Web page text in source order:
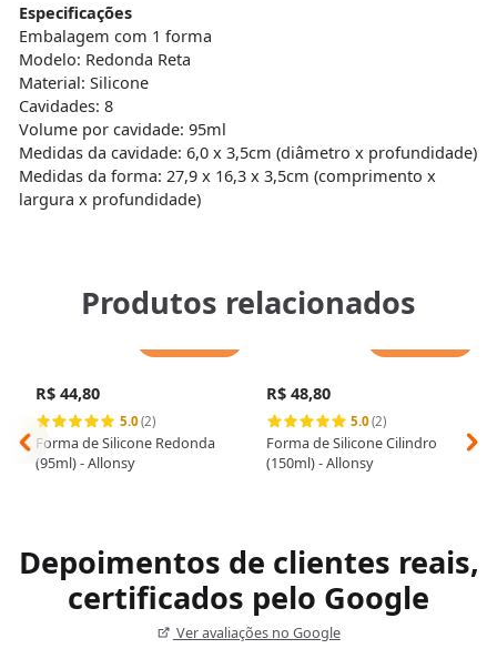
Especificações
Embalagem com 1 forma
Modelo: Redonda Reta
Material: Silicone
Cavidades: 8
Volume por cavidade: 95ml
Medidas da cavidade: 6,0 x 3,5cm (diâmetro x profundidade)
Medidas da forma: 27,9 x 16,3 x 3,5cm (comprimento x
largura x profundidade)
Produtos relacionados
R$ 44,80
5.0(2)
Forma de Silicone Redonda
(95ml) - Allonsy
R$ 48,80
5.0(2)
Forma de Silicone Cilindro
(150ml) - Allonsy
Depoimentos de clientes reais,
certificados pelo Google
Ver avaliações no Google